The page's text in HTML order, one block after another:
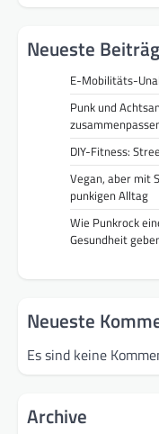
Neueste
E-Mobilitäts-
Punk und
DIY-Fitness:
Vegan, aber mit
punkigen Alltag
Wie Punkrock
Gesundheit
Neueste
Es sind keine
Archive